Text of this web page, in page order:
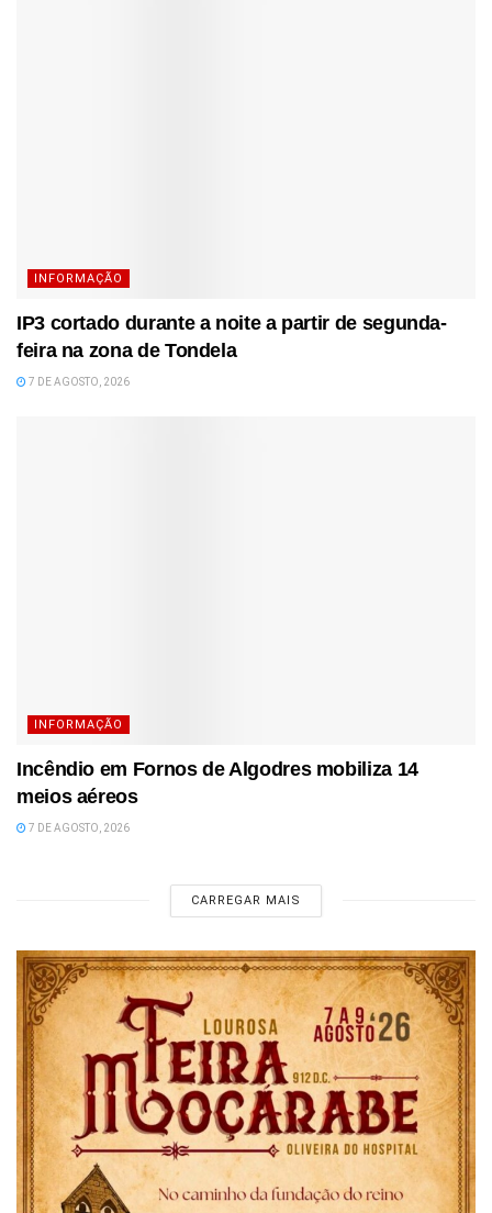
INFORMAÇÃO
IP3 cortado durante a noite a partir de segunda-
feira na zona de Tondela
7 DE AGOSTO, 2026
INFORMAÇÃO
Incêndio em Fornos de Algodres mobiliza 14
meios aéreos
7 DE AGOSTO, 2026
CARREGAR MAIS